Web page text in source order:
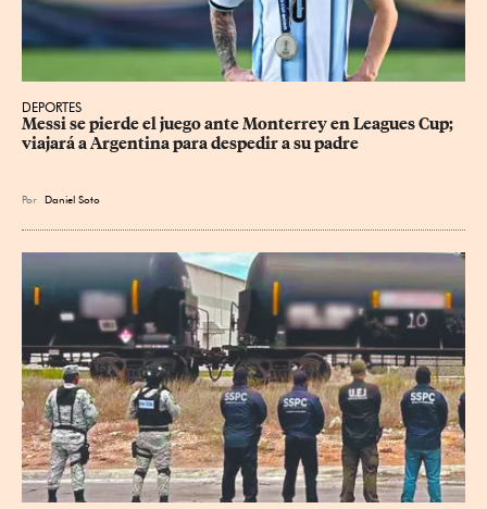
DEPORTES
Messi se pierde el juego ante Monterrey en Leagues Cup;
viajará a Argentina para despedir a su padre
Por Daniel Soto